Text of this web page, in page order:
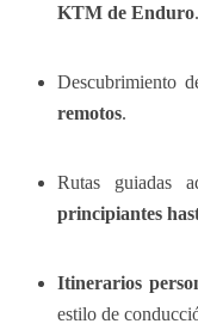
KTM de Enduro.
Descubrimiento
remotos.
Rutas guiadas
principiantes
Itinerarios
estilo de